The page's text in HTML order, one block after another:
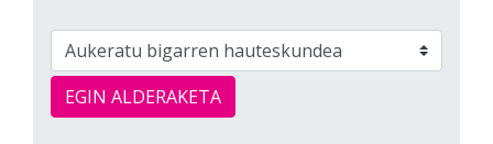
EGIN ALDERAKETA